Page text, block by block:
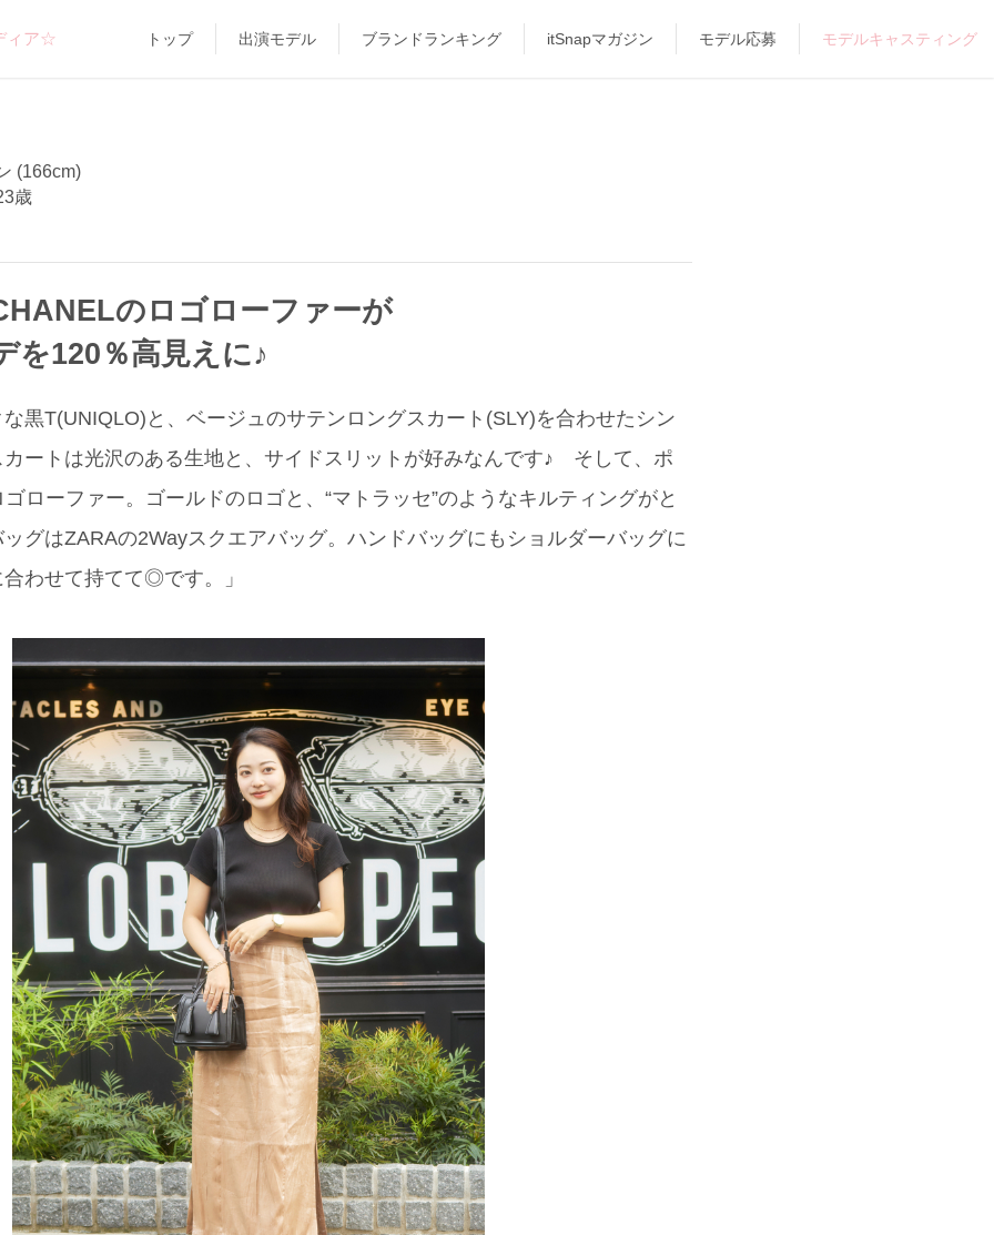
ィア☆ トップ 出演モデル ブランドランキング itSnapマガジン モデル応募 モデルキャスティング
(166cm)
歳
のロゴローファーが
を120％高見えに♪
黒T(UNIQLO)と、ベージュのサテンロングスカート(SLY)を合わせたシン
ートは光沢のある生地と、サイドスリットが好みなんです♪ そして、ポ
ローファー。ゴールドのロゴと、“マトラッセ”のようなキルティングがと
はZARAの2Wayスクエアバッグ。ハンドバッグにもショルダーバッグに
わせて持てて◎です。」